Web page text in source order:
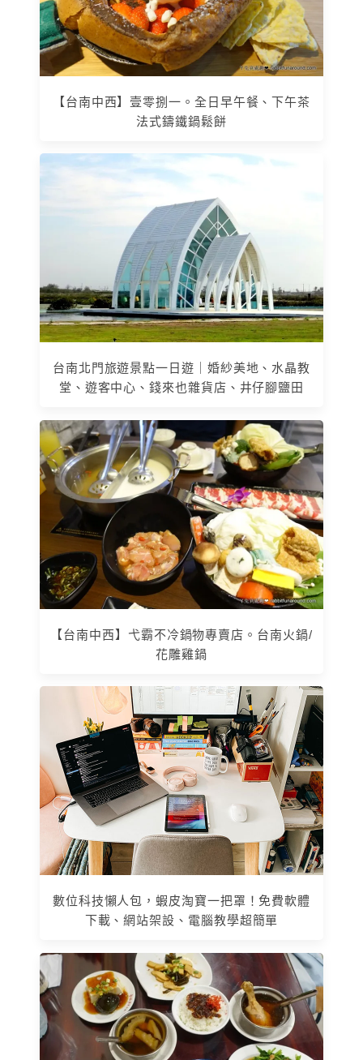
【台南中西】壹零捌一。全日早午餐、下午茶
法式鑄鐵鍋鬆餅
台南北門旅遊景點一日遊｜婚紗美地、水晶教
堂、遊客中心、錢來也雜貨店、井仔腳鹽田
【台南中西】弋霸不冷鍋物專賣店。台南火鍋/
花雕雞鍋
數位科技懶人包，蝦皮淘寶一把罩！免費軟體
下載、網站架設、電腦教學超簡單